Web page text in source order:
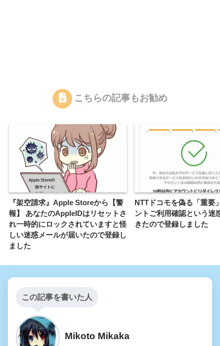
こちらの記事もお勧め
『架空請求』Apple Storeから【警
報】 あなたのAppleIDはリセットさ
れ一時的にロックされていますと怪
しい迷惑メールが届いたので登録し
ました
NTTドコモを偽る「重要
ントご利用確認という迷
きたので登録しました
この記事を書いた人
Mikoto Mikaka